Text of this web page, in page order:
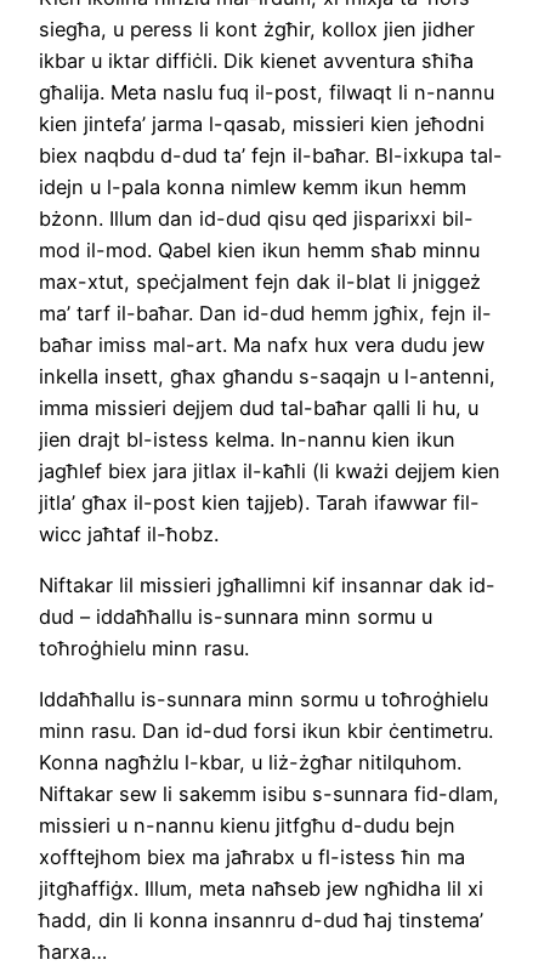
siegħa, u peress li kont żgħir, kollox jien jidher
ikbar u iktar diffiċli. Dik kienet avventura sħiħa
għalija. Meta naslu fuq il-post, filwaqt li n-nannu
kien jintefa’ jarma l-qasab, missieri kien jeħodni
biex naqbdu d-dud ta’ fejn il-baħar. Bl-ixkupa tal-
idejn u l-pala konna nimlew kemm ikun hemm
bżonn. Illum dan id-dud qisu qed jisparixxi bil-
mod il-mod. Qabel kien ikun hemm sħab minnu
max-xtut, speċjalment fejn dak il-blat li jniggeż
ma’ tarf il-baħar. Dan id-dud hemm jgħix, fejn il-
baħar imiss mal-art. Ma nafx hux vera dudu jew
inkella insett, għax għandu s-saqajn u l-antenni,
imma missieri dejjem dud tal-baħar qalli li hu, u
jien drajt bl-istess kelma. In-nannu kien ikun
jagħlef biex jara jitlax il-kaħli (li kważi dejjem kien
jitla’ għax il-post kien tajjeb). Tarah ifawwar fil-
wicc jaħtaf il-ħobz.
Niftakar lil missieri jgħallimni kif insannar dak id-
dud – iddaħħallu is-sunnara minn sormu u
toħroġhielu minn rasu.
Iddaħħallu is-sunnara minn sormu u toħroġhielu
minn rasu. Dan id-dud forsi ikun kbir ċentimetru.
Konna nagħżlu l-kbar, u liż-żgħar nitilquhom.
Niftakar sew li sakemm isibu s-sunnara fid-dlam,
missieri u n-nannu kienu jitfgħu d-dudu bejn
xofftejhom biex ma jaħrabx u fl-istess ħin ma
jitgħaffiġx. Illum, meta naħseb jew ngħidha lil xi
ħadd, din li konna insannru d-dud ħaj tinstema’
ħarxa…